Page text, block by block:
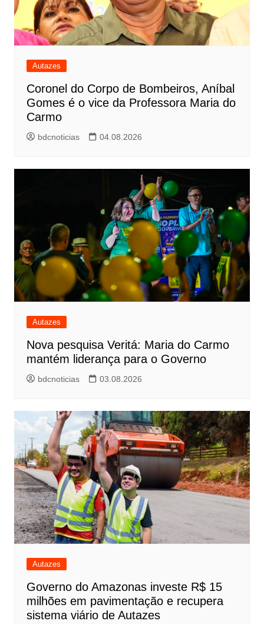
Autazes
Coronel do Corpo de Bombeiros, Aníbal
Gomes é o vice da Professora Maria do
Carmo
bdcnoticias 04.08.2026
Autazes
Nova pesquisa Veritá: Maria do Carmo
mantém liderança para o Governo
bdcnoticias 03.08.2026
Autazes
Governo do Amazonas investe R$ 15
milhões em pavimentação e recupera
sistema viário de Autazes